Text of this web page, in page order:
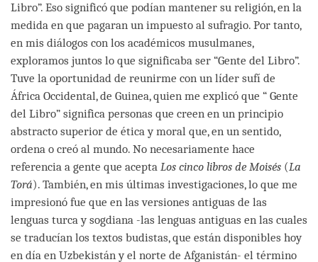
Libro”. Eso significó que podían mantener su religión, en la
medida en que pagaran un impuesto al sufragio. Por tanto,
en mis diálogos con los académicos musulmanes,
exploramos juntos lo que significaba ser “Gente del Libro”.
Tuve la oportunidad de reunirme con un líder sufí de
África Occidental, de Guinea, quien me explicó que “ Gente
del Libro” significa personas que creen en un principio
abstracto superior de ética y moral que, en un sentido,
ordena o creó al mundo. No necesariamente hace
referencia a gente que acepta Los cinco libros de Moisés (La
Torá). También, en mis últimas investigaciones, lo que me
impresionó fue que en las versiones antiguas de las
lenguas turca y sogdiana -las lenguas antiguas en las cuales
se traducían los textos budistas, que están disponibles hoy
en día en Uzbekistán y el norte de Afganistán- el término